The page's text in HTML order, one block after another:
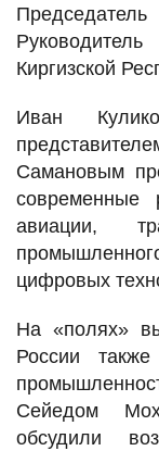
Киргизской
Иван
Самановым
современные
авиации,
цифровых
На «полях»
России
Сейедом
обсудили